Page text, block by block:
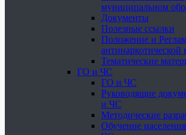
муниципальном
Документы
Полезные ссылки
Положение и
антинаркотической
Тематические
ГО и ЧС
ГО и ЧС
Руководящие
и ЧС
Методические
Обучение